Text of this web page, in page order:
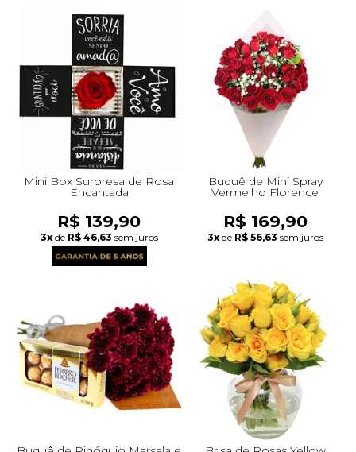
Mini Box Surpresa de Rosa
Encantada
R$ 139,90
3x de R$ 46,63 sem juros
Buquê de Mini Spray
Vermelho Florence
R$ 169,90
3x de R$ 56,63 sem juros